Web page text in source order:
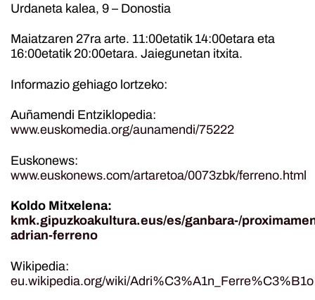
Urdaneta kalea, 9 – Donostia
Maiatzaren 27ra arte. 11:00etatik 14:00etara eta
16:00etatik 20:00etara. Jaiegunetan itxita.
Informazio gehiago lortzeko:
Auñamendi Entziklopedia:
www.euskomedia.org/aunamendi/75222
Euskonews:
www.euskonews.com/artaretoa/0073zbk/ferreno.html
Koldo Mitxelena:
kmk.gipuzkoakultura.eus/es/ganbara-/
adrian-ferreno
Wikipedia:
eu.wikipedia.org/wiki/Adri%C3%A1n_Ferre%C3%B1o